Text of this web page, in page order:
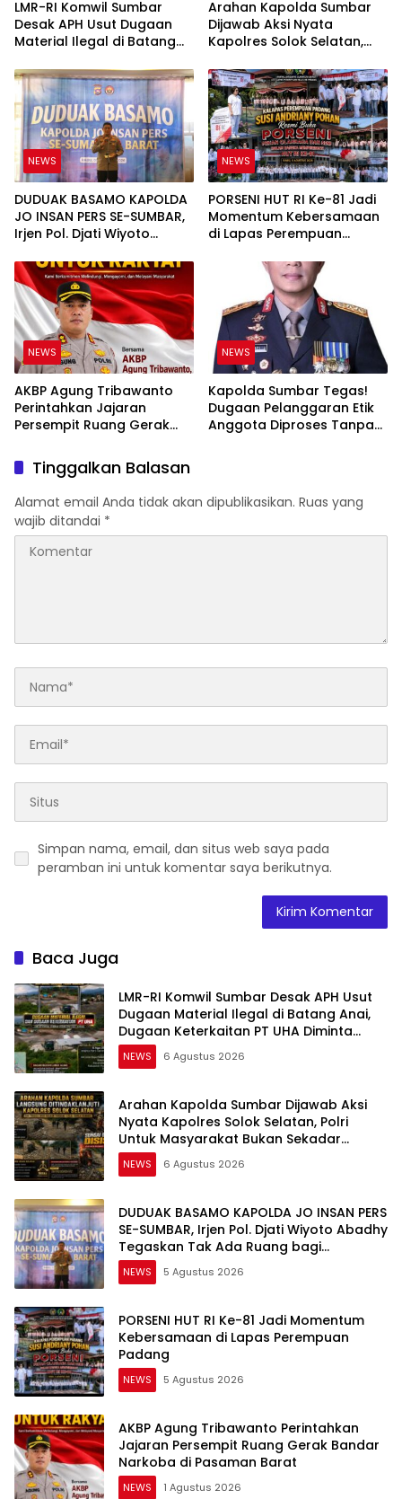
LMR-RI Komwil Sumbar
Desak APH Usut Dugaan
Material Ilegal di Batang
PT UHA Diminta Diselidiki
Tuntas
Arahan Kapolda Sumbar
Dijawab Aksi Nyata
Kapolres Solok Selatan,
Bukan Sekadar Slogan
NEWS
DUDUAK BASAMO KAPOLDA
JO INSAN PERS SE-SUMBAR,
Irjen Pol. Djati Wiyoto
Ruang bagi Pelanggar
Hukum di Internal Polri
NEWS
PORSENI HUT RI Ke-81 Jadi
Momentum Kebersamaan
di Lapas Perempuan
NEWS
AKBP Agung Tribawanto
Perintahkan Jajaran
Persempit Ruang Gerak
Pasaman Barat
NEWS
Kapolda Sumbar Tegas!
Dugaan Pelanggaran Etik
Anggota Diproses Tanpa
Tinggalkan Balasan
Alamat email Anda tidak akan dipublikasikan. Ruas yang
wajib ditandai *
Simpan nama, email, dan situs web saya pada
peramban ini untuk komentar saya berikutnya.
Baca Juga
LMR-RI Komwil Sumbar Desak APH Usut
Dugaan Material Ilegal di Batang Anai,
Dugaan Keterkaitan PT UHA Diminta
Diselidiki Tuntas
NEWS 6 Agustus 2026
Arahan Kapolda Sumbar Dijawab Aksi
Nyata Kapolres Solok Selatan, Polri
Untuk Masyarakat Bukan Sekadar
Slogan
NEWS 6 Agustus 2026
DUDUAK BASAMO KAPOLDA JO INSAN PERS
SE-SUMBAR, Irjen Pol. Djati Wiyoto Abadhy
Tegaskan Tak Ada Ruang bagi
Pelanggar Hukum di Internal Polri
NEWS 5 Agustus 2026
PORSENI HUT RI Ke-81 Jadi Momentum
Kebersamaan di Lapas Perempuan
Padang
NEWS 5 Agustus 2026
AKBP Agung Tribawanto Perintahkan
Jajaran Persempit Ruang Gerak Bandar
Narkoba di Pasaman Barat
NEWS 1 Agustus 2026